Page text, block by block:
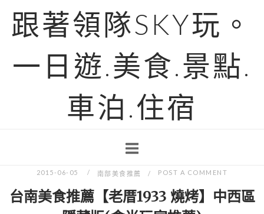
跟著領隊SKY玩。
一日遊.美食.景點.
車泊.住宿
2015-06-05 南部美食推薦 POST A COMMENT
台南美食推薦【老厝1933 燒烤】中西區